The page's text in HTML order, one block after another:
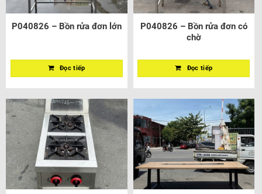
P040826 – Bồn rửa đơn lớn
Đọc tiếp
P040826 – Bồn rửa đơn có
chờ
Đọc tiếp